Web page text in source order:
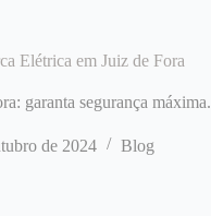
Elétrica em Juiz de Fora
garanta segurança máxima.
de 2024 Blog